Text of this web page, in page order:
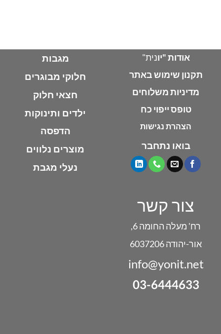
אודות "יונית"
תקנון שימוש באתר
מדיניות משלוחים
טופס ייפוי כח
הצהרת נגישות
בואו נתחבר
מגבות
חלוקי מבוגרים
חצאי חלוק
ילדים ותינוקות
הדפסה
מוצרים נלווים
נעלי מגבת
צור קשר
רח' מעלה החומה 6,
אור-יהודה 6037206
info@yonit.net
03-6444633